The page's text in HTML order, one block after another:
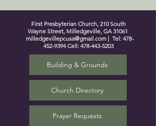
First Presbyterian Church, 210 South
Wayne Street, Milledgeville, GA 31061
milledgevillepcusa@gmail.com | Tel: 478-
452-9394Cell: 478-443-5203
Building & Grounds
Church Directory
Prayer Requests